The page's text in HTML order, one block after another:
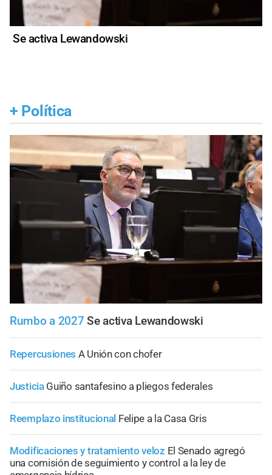
Se activa Lewandowski
+ Política
Rumbo a 2027 Se activa Lewandowski
Repercusiones A Unión con chofer
Justicia Guiño santafesino a pliegos federales
Reemplazo institucional Felipe a la Casa Gris
Modificaciones y tratamiento veloz El Senado agregó
una comisión de seguimiento y control a la ley de